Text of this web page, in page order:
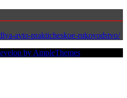
avto-prakticheskoe-rukovodstvo/
by AmpleThemes